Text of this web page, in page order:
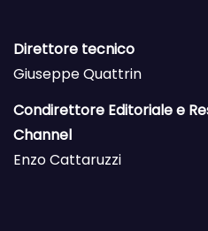
Direttore tecnico
Giuseppe Quattrin
Condirettore Editoriale e
Channel
Enzo Cattaruzzi